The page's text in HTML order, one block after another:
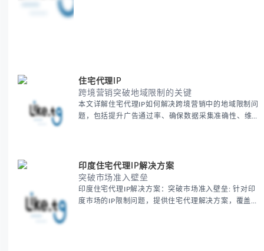
住宅代理IP
跨境营销突破地域限制的关键
本文详解住宅代理IP如何解决跨境营销中的地域限制问
题，包括提升广告通过率、确保数据采集准确性、维护
印度住宅代理IP解决方案
突破市场准入壁垒
印度住宅代理IP解决方案：突破市场准入壁垒: 针对印
度市场的IP限制问题，提供住宅代理解决方案，覆盖主